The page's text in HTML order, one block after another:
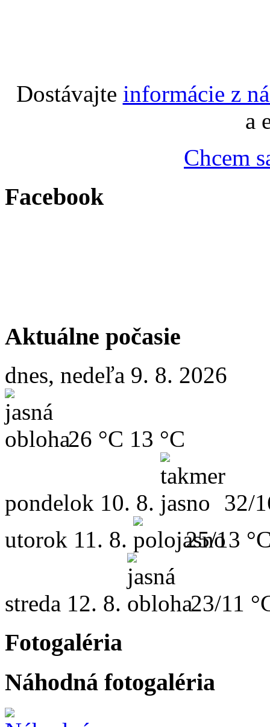
Dostávajte informácie z
a
Chcem
Facebook
Aktuálne počasie
dnes, nedeľa 9. 8. 2026
26 °C 13 °C
pondelok 10. 8.
32/
utorok 11. 8. 25/13
streda 12. 8. 23/11
Fotogaléria
Náhodná fotogaléria